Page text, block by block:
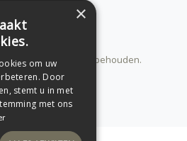
Instagram
Alle rechten voorbehouden.
by Conversal
×
om uw
Door
stemt u in met
met ons